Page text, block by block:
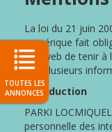
TOUTES LES
ANNONCES
NOS
NOS
VENDUS
NOS
EXCLUSIVITÉS
PARKI
La loi du 21 juin
numérique fait
site web de tenir à
site plusieurs
Introduction
PARKI
personnelle des